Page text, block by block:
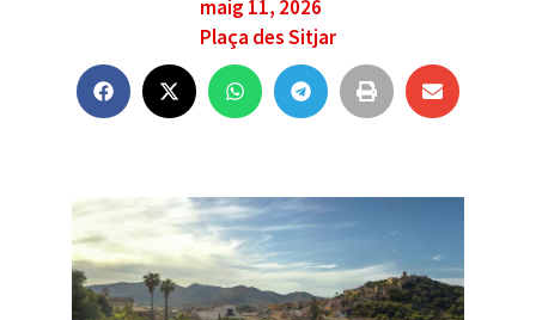
maig 11, 2026
Plaça des Sitjar